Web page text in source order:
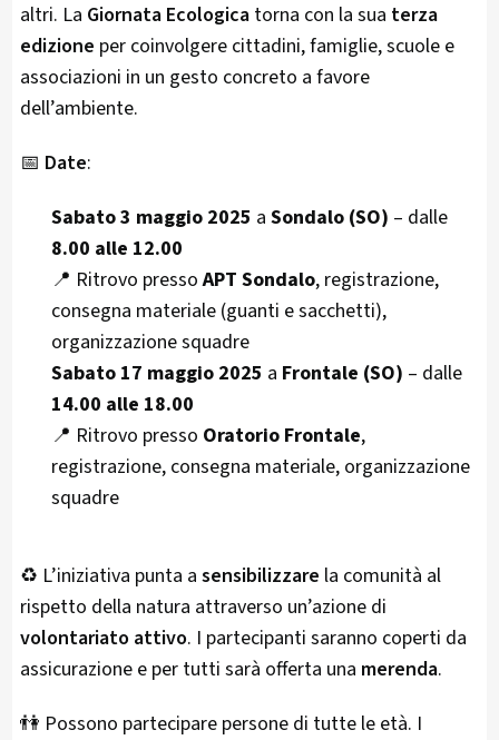
altri. La Giornata Ecologicatorna con la sua terza
edizione per coinvolgere cittadini, famiglie, scuole e
associazioni in un gesto concreto a favore
dell’ambiente.
📅 Date:
Sabato 3 maggio 2025 a Sondalo (SO) – dalle
8.00 alle 12.00
📍 Ritrovo pressoAPT Sondalo, registrazione,
consegna materiale (guanti e sacchetti),
organizzazione squadre
Sabato 17 maggio 2025 a Frontale (SO) – dalle
14.00 alle 18.00
📍 Ritrovo presso Oratorio Frontale,
registrazione, consegna materiale, organizzazione
squadre
♻️ L’iniziativa punta a sensibilizzare la comunità al
rispetto della natura attraverso un’azione di
volontariato attivo. I partecipanti saranno coperti da
assicurazione e per tutti sarà offerta una merenda.
👫 Possono partecipare persone di tutte le età. I